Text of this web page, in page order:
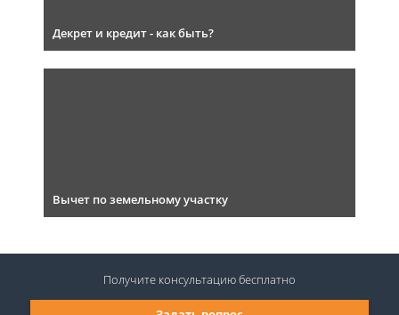
Декрет и кредит - как быть?
Вычет по земельному участку
Получите консультациюбесплатно